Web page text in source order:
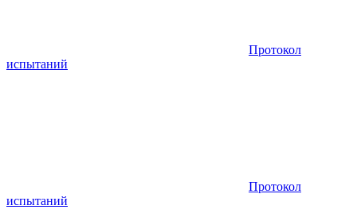
Протокол
испытаний
Протокол
испытаний